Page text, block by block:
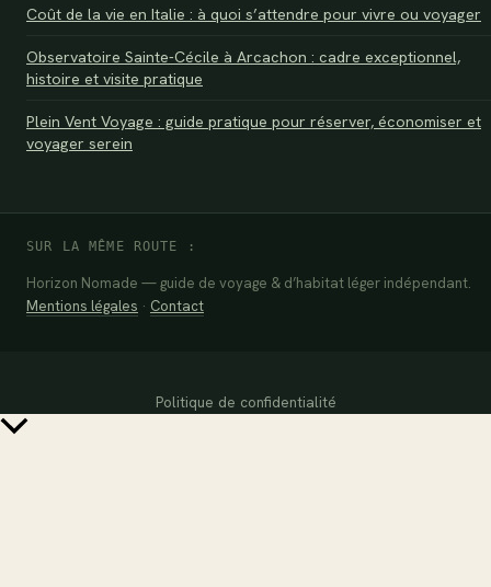
Coût de la vie en Italie : à quoi s’attendre pour vivre ou voyager
Observatoire Sainte-Cécile à Arcachon : cadre exceptionnel,
histoire et visite pratique
Plein Vent Voyage : guide pratique pour réserver, économiser et
voyager serein
SUR LA MÊME ROUTE :
Horizon Nomade — guide de voyage & d’habitat léger indépendant.
Mentions légales · Contact
Politique de confidentialité